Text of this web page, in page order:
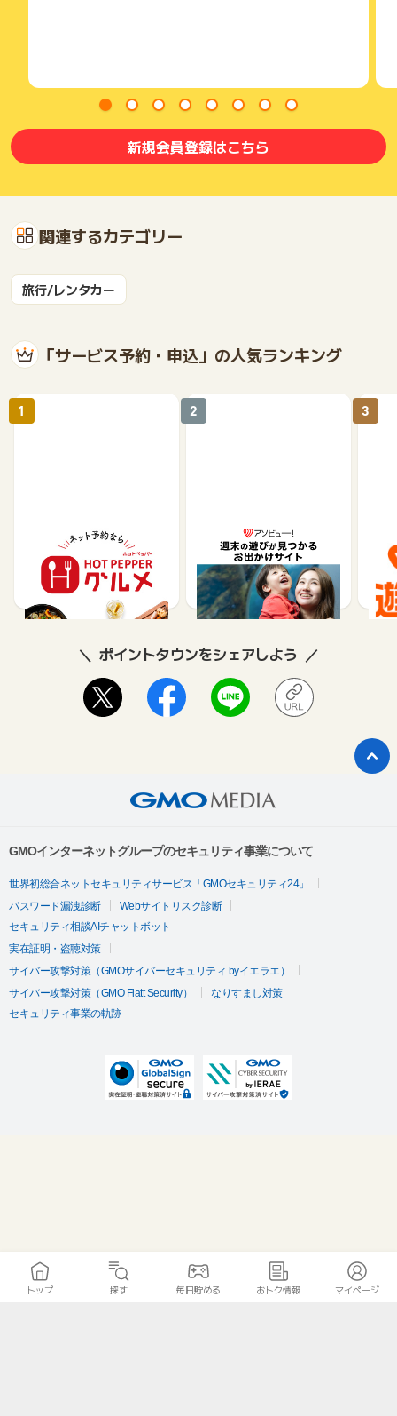
新規会員登録はこちら
関連するカテゴリー
旅行/レンタカー
「サービス予約・申込」の人気ランキング
【ホットペッパーグル
メ】レストラン予約
85
1
遊び予約／レジャーチケ
ット購入サイト「アソビ
ュー！」
1.5%
2 3
ポイントタウンをシェアしよう
GMOインターネットグループのセキュリティ事業について
世界初総合ネットセキュリティサービス「GMOセキュリティ24」
パスワード漏洩診断
Webサイトリスク診断
セキュリティ相談AIチャットボット
実在証明・盗聴対策
サイバー攻撃対策（GMOサイバーセキュリティ byイエラエ）
サイバー攻撃対策（GMO Flatt Security）
なりすまし対策
セキュリティ事業の軌跡
トップ 探す 毎日貯める おトク情報 マイページ